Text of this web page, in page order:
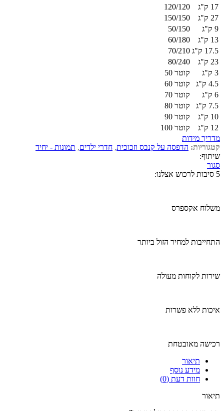
17 ק"ג
120/120
27 ק"ג
150/150
9 ק"ג
50/150
13 ק"ג
60/180
17.5 ק"ג
70/210
23 ק"ג
80/240
3 ק"ג
קוטר 50
4.5 ק"ג
קוטר 60
6 ק"ג
קוטר 70
7.5 ק"ג
קוטר 80
10 ק"ג
קוטר 90
12 ק"ג
קוטר 100
מדריך מידות
קטגוריות: הדפסה על קנבס וזכוכית, חדרי ילדים, תמונות - יחיד
שיתוף:
סגור
5 סיבות לרכוש אצלנו:
משלוח אקספרס
התחייבות למחיר הזול ביותר
שירות לקוחות מעולה
איכות ללא פשרות
רכישה מאובטחת
תיאור
מידע נוסף
חוות דעת (0)
תיאור